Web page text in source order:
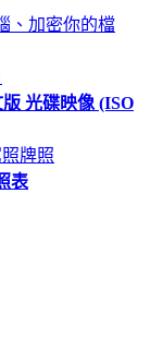
、加密你的檔
光碟映像 (ISO
牌照
表